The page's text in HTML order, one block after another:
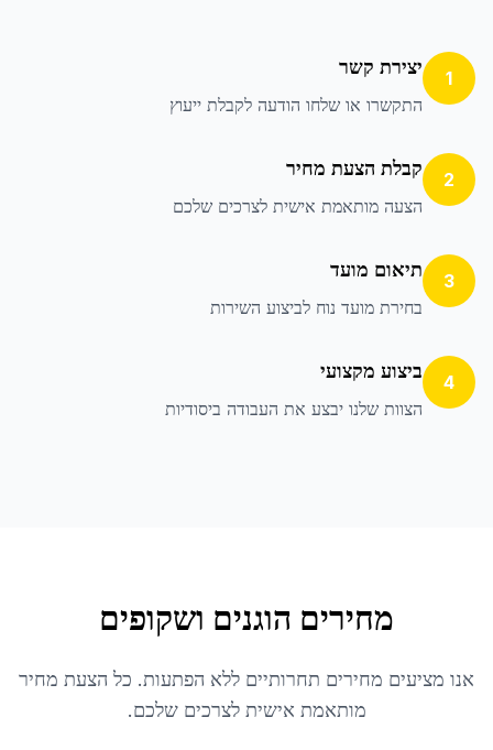
1 יצירת קשר
התקשרו או שלחו הודעה לקבלת ייעוץ
2 קבלת הצעת מחיר
הצעה מותאמת אישית לצרכים שלכם
3 תיאום מועד
בחירת מועד נוח לביצוע השירות
4 ביצוע מקצועי
הצוות שלנו יבצע את העבודה ביסודיות
מחירים הוגנים ושקופים
אנו מציעים מחירים תחרותיים ללא הפתעות. כל הצעת מחיר
מותאמת אישית לצרכים שלכם.